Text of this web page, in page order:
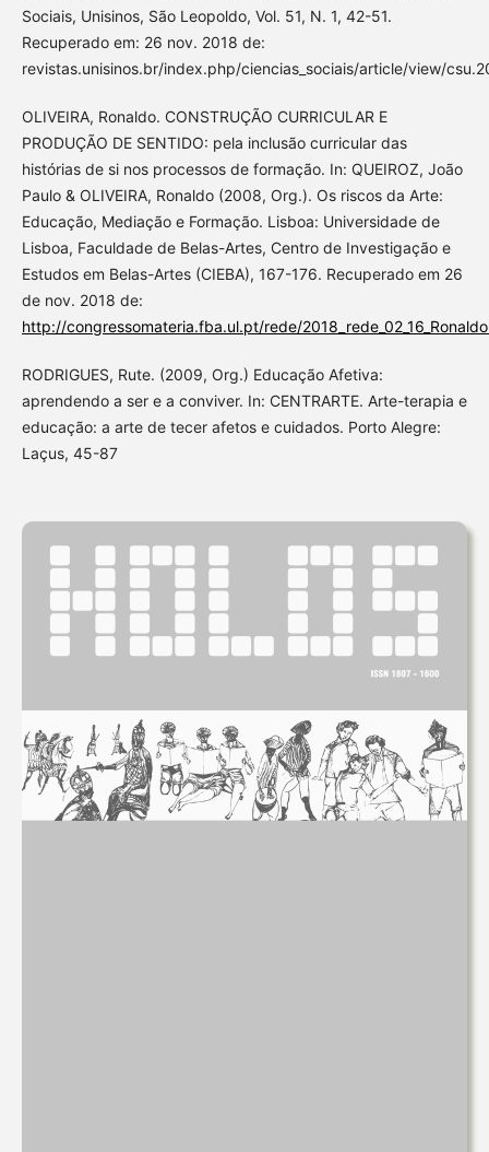
Sociais, Unisinos, São Leopoldo, Vol. 51, N. 1, 42-51.
Recuperado em: 26 nov. 2018 de:
revistas.unisinos.br/index.php/ciencias_sociais/article/view/
OLIVEIRA, Ronaldo. CONSTRUÇÃO CURRICULAR E
PRODUÇÃO DE SENTIDO: pela inclusão curricular das
histórias de si nos processos de formação. In: QUEIROZ, João
Paulo & OLIVEIRA, Ronaldo (2008, Org.). Os riscos da Arte:
Educação, Mediação e Formação. Lisboa: Universidade de
Lisboa, Faculdade de Belas-Artes, Centro de Investigação e
Estudos em Belas-Artes (CIEBA), 167-176. Recuperado em 26
de nov. 2018 de:
http://congressomateria.fba.ul.pt/rede/
RODRIGUES, Rute. (2009, Org.) Educação Afetiva:
aprendendo a ser e a conviver. In: CENTRARTE. Arte-terapia e
educação: a arte de tecer afetos e cuidados. Porto Alegre:
Laçus, 45-87